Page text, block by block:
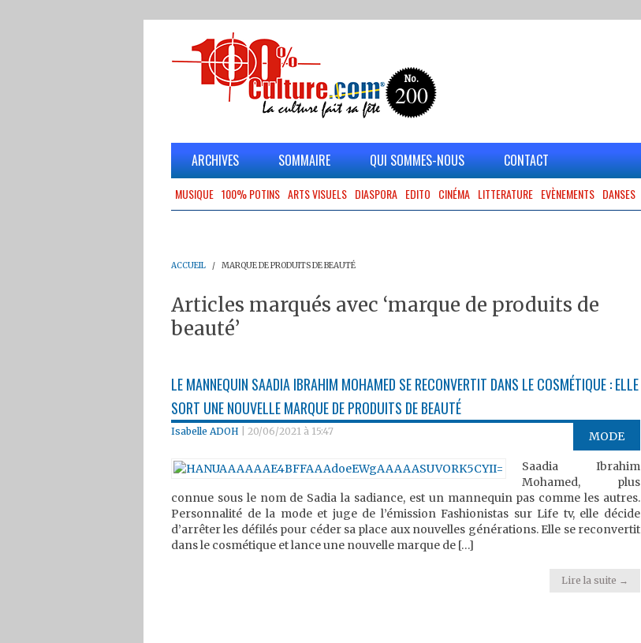
No.
200
ARCHIVES SOMMAIRE QUI SOMMES-NOUS CONTACT
MUSIQUE 100% POTINS ARTS VISUELS DIASPORA EDITO CINÉMA LITTERATURE EVÈNEMENTS DANSES
ACCUEIL MARQUE DE PRODUITS DE BEAUTÉ
Articles marqués avec ‘marque de produits de
beauté’
LE MANNEQUIN SAADIA IBRAHIM MOHAMED SE RECONVERTIT DANS LE COSMÉTIQUE : ELLE
SORT UNE NOUVELLE MARQUE DE PRODUITS DE BEAUTÉ
Isabelle ADOH 20/06/2021 à 15:47 MODE
Saadia Ibrahim
Mohamed, plus
connue sous le nom de Sadia la sadiance, est un mannequin pas comme les autres.
Personnalité de la mode et juge de l’émission Fashionistas sur Life tv, elle décide
d’arrêter les défilés pour céder sa place aux nouvelles générations. Elle se reconvertit
dans le cosmétique et lance une nouvelle marque de […]
Lire la suite →